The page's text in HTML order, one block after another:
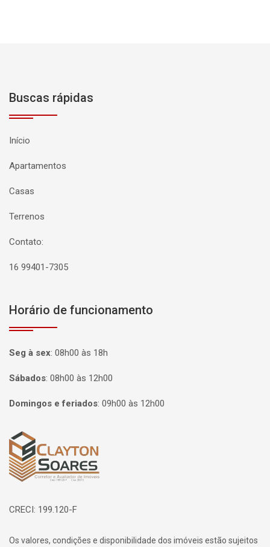
Buscas rápidas
Início
Apartamentos
Casas
Terrenos
Contato:
16 99401-7305
Horário de funcionamento
Seg à sex: 08h00 às 18h
Sábados: 08h00 às 12h00
Domingos e feriados: 09h00 às 12h00
Página inicial
CRECI: 199.120-F
Os valores, condições e disponibilidade dos imóveis estão sujeitos